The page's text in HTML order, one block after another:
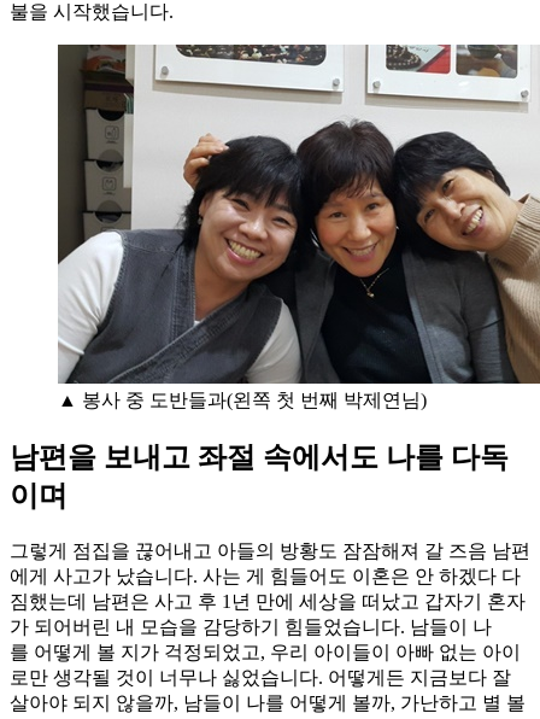
불을 시작했습니다.
▲ 봉사 중 도반들과(왼쪽 첫 번째 박제연님)
남편을 보내고 좌절 속에서도 나를 다독
이며
그렇게 점집을 끊어내고 아들의 방황도 잠잠해져 갈 즈음 남편
에게 사고가 났습니다. 사는 게 힘들어도 이혼은 안 하겠다 다
짐했는데 남편은 사고 후 1년 만에 세상을 떠났고 갑자기 혼자
가 되어버린 내 모습을 감당하기 힘들었습니다. 남들이 나
를 어떻게 볼 지가 걱정되었고, 우리 아이들이 아빠 없는 아이
로만 생각될 것이 너무나 싫었습니다. 어떻게든 지금보다 잘
살아야 되지 않을까, 남들이 나를 어떻게 볼까, 가난하고 별 볼